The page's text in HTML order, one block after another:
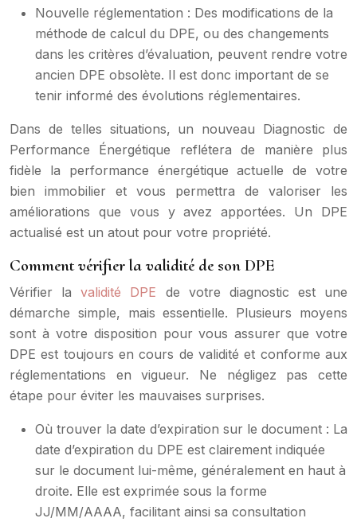
Nouvelle réglementation : Des modifications de la
méthode de calcul du DPE, ou des changements
dans les critères d’évaluation, peuvent rendre votre
ancien DPE obsolète. Il est donc important de se
tenir informé des évolutions réglementaires.
Dans de telles situations, un nouveau Diagnostic de
Performance Énergétique reflétera de manière plus
fidèle la performance énergétique actuelle de votre
bien immobilier et vous permettra de valoriser les
améliorations que vous y avez apportées. Un DPE
actualisé est un atout pour votre propriété.
Comment vérifier la validité de son DPE
Vérifier lavalidité DPE de votre diagnostic est une
démarche simple, mais essentielle. Plusieurs moyens
sont à votre disposition pour vous assurer que votre
DPE est toujours en cours de validité et conforme aux
réglementations en vigueur. Ne négligez pas cette
étape pour éviter les mauvaises surprises.
Où trouver la date d’expiration sur le document : La
date d’expiration du DPE est clairement indiquée
sur le document lui-même, généralement en haut à
droite. Elle est exprimée sous la forme
JJ/MM/AAAA, facilitant ainsi sa consultation